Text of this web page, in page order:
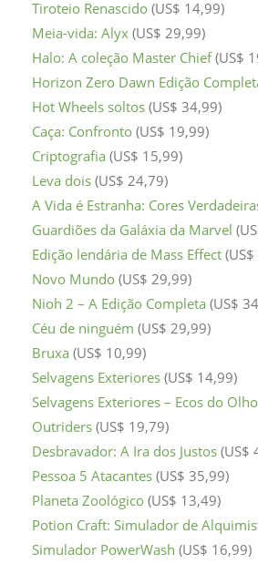
Tiroteio Renascido (US$ 14,99)
Meia-vida: Alyx (US$ 29,99)
Halo: A coleção Master Chief(US$
Horizon Zero Dawn Edição
Hot Wheels soltos (US$ 34,99)
Caça: Confronto (US$ 19,99)
Criptografia (US$ 15,99)
Leva dois (US$ 24,79)
A Vida é Estranha: Cores
Guardiões da Galáxia da Marvel
Edição lendária de Mass Effect
Novo Mundo (US$ 29,99)
Nioh 2 – A Edição Completa (US$
Céu de ninguém (US$ 29,99)
Bruxa (US$ 10,99)
Selvagens Exteriores (US$ 14,99)
Selvagens Exteriores – Ecos do Olho
Outriders (US$ 19,79)
Desbravador: A Ira dos Justos (US$
Pessoa 5 Atacantes (US$ 35,99)
Planeta Zoológico (US$ 13,49)
Potion Craft: Simulador de
Simulador PowerWash (US$ 16,99)